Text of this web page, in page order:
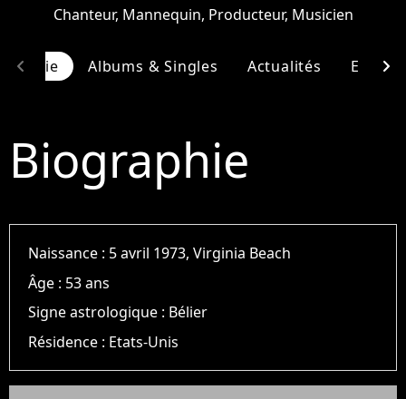
Chanteur, Mannequin, Producteur, Musicien
Albums & Singles Actualités
chevron_left chevron_right
Biographie
Naissance : 5 avril 1973, Virginia Beach
Âge : 53 ans
Signe astrologique : Bélier
Résidence : Etats-Unis